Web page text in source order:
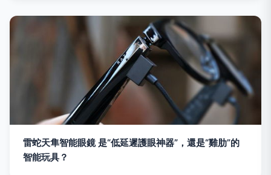
雷蛇天隼智能眼鏡 是“低延遲護眼神器”，還是“雞肋”的
智能玩具？